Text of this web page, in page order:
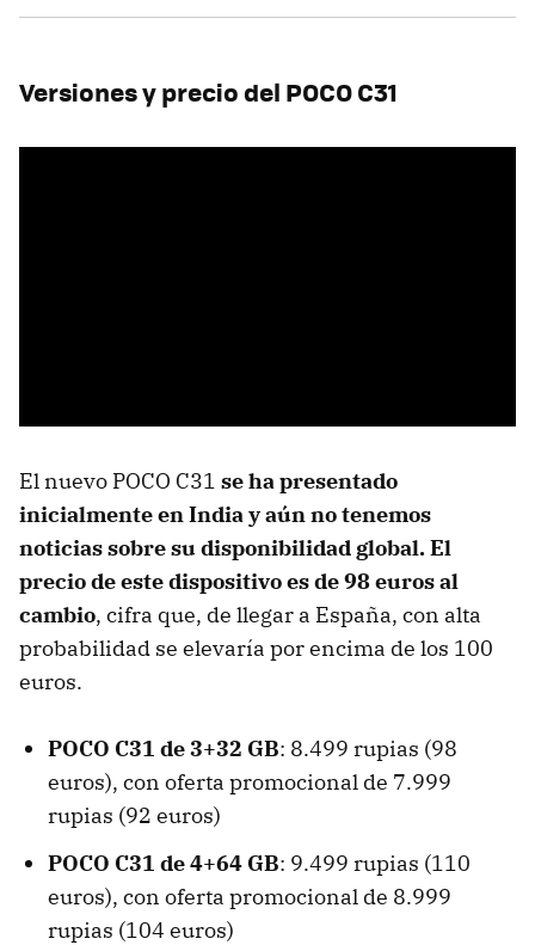
Versiones y precio del POCO C31
El nuevo POCO C31 se ha presentado
inicialmente en India y aún no tenemos
noticias sobre su disponibilidad global. El
precio de este dispositivo es de 98 euros al
cambio, cifra que, de llegar a España, con alta
probabilidad se elevaría por encima de los 100
euros.
POCO C31 de 3+32 GB: 8.499 rupias (98
euros), con oferta promocional de 7.999
rupias (92 euros)
POCO C31 de 4+64 GB: 9.499 rupias (110
euros), con oferta promocional de 8.999
rupias (104 euros)